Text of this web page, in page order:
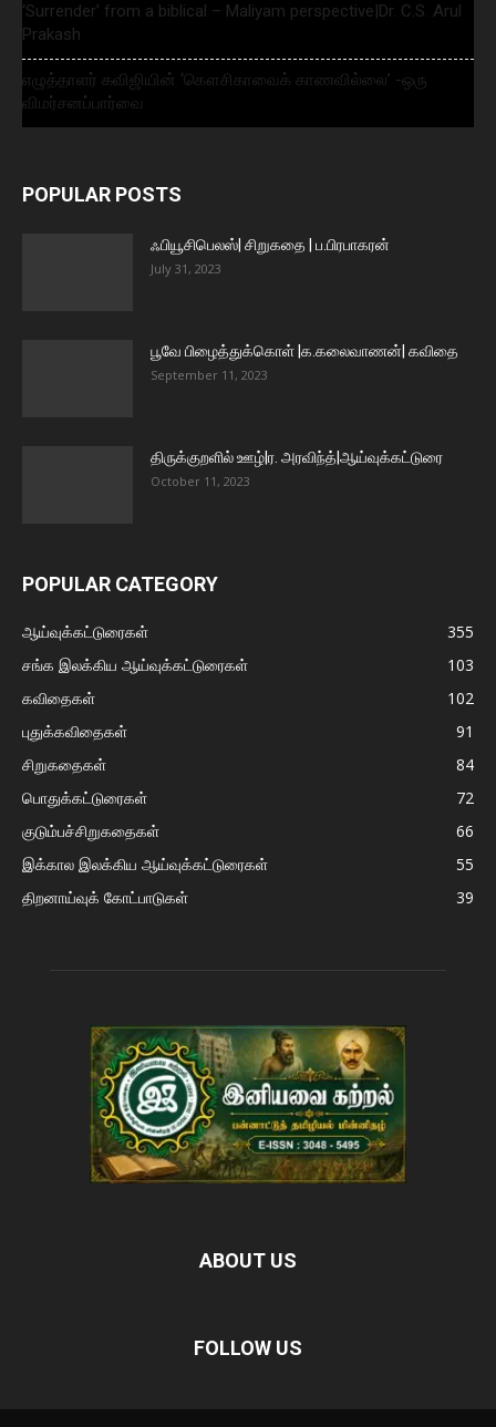
‘Surrender’ from a biblical – Maliyam perspective|Dr. C.S. Arul
Prakash
எழுத்தாளர் கவிஜியின் ‘கௌசிகாவைக் காணவில்லை’ -ஒரு
விமர்சனப்பார்வை
POPULAR POSTS
ஃபியூசிபெலஸ்| சிறுகதை | ப.பிரபாகரன்
July 31, 2023
பூவே பிழைத்துக்கொள் |க.கலைவாணன்| கவிதை
September 11, 2023
திருக்குறளில் ஊழ்|ர. அரவிந்த்|ஆய்வுக்கட்டுரை
October 11, 2023
POPULAR CATEGORY
ஆய்வுக்கட்டுரைகள்
355
சங்க இலக்கிய ஆய்வுக்கட்டுரைகள்
103
கவிதைகள்
102
புதுக்கவிதைகள்
91
சிறுகதைகள்
84
பொதுக்கட்டுரைகள்
72
குடும்பச்சிறுகதைகள்
66
இக்கால இலக்கிய ஆய்வுக்கட்டுரைகள்
55
திறனாய்வுக் கோட்பாடுகள்
39
ABOUT US
FOLLOW US